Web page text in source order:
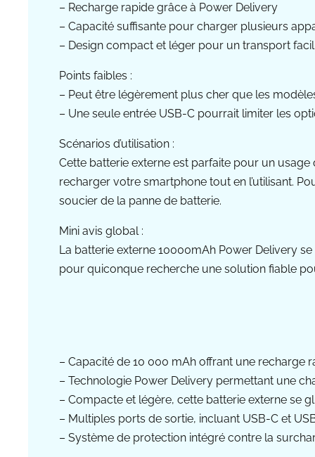
– Recharge rapide grâce à Power Delivery
– Capacité suffisante pour charger plusieurs
– Design compact et léger pour un transport
Points faibles :
– Peut être légèrement plus cher que les
– Une seule entrée USB-C pourrait limiter les
Scénarios d’utilisation :
Cette batterie externe est parfaite pour un
recharger votre smartphone tout en l’utilisant.
soucier de la panne de batterie.
Mini avis global :
La batterie externe 10000mAh Power Delivery
pour quiconque recherche une solution fiable
– Capacité de 10 000 mAh offrant une recharge
– Technologie Power Delivery permettant une
– Compacte et légère, cette batterie externe se
– Multiples ports de sortie, incluant USB-C et
– Système de protection intégré contre la